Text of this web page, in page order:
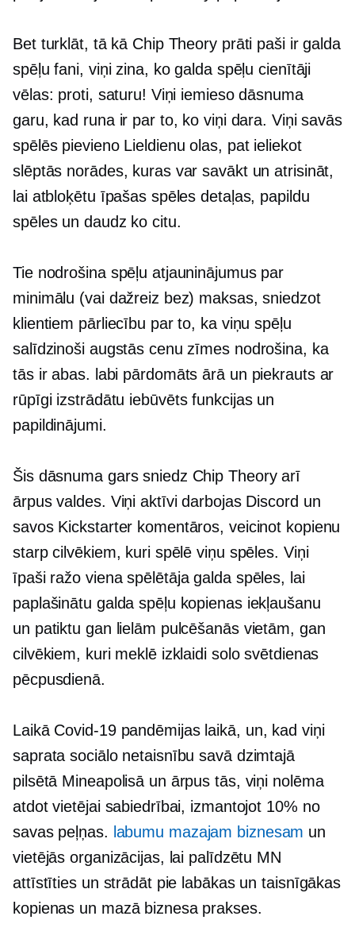
Bet turklāt, tā kā Chip Theory prāti paši ir galda
spēļu fani, viņi zina, ko galda spēļu cienītāji
vēlas: proti, saturu! Viņi iemieso dāsnuma
garu, kad runa ir par to, ko viņi dara. Viņi savās
spēlēs pievieno Lieldienu olas, pat ieliekot
slēptās norādes, kuras var savākt un atrisināt,
lai atbloķētu īpašas spēles detaļas, papildu
spēles un daudz ko citu.
Tie nodrošina spēļu atjauninājumus par
minimālu (vai dažreiz bez) maksas, sniedzot
klientiem pārliecību par to, ka viņu spēļu
salīdzinoši augstās cenu zīmes nodrošina, ka
tās ir abas. labi pārdomāts ārā un piekrauts ar
rūpīgi izstrādātu iebūvētsfunkcijas un
papildinājumi.
Šis dāsnuma gars sniedz Chip Theory arī
ārpus valdes. Viņi aktīvi darbojas Discord un
savos Kickstarter komentāros, veicinot kopienu
starp cilvēkiem, kuri spēlē viņu spēles. Viņi
īpaši ražo viena spēlētājagalda spēles, lai
paplašinātu galda spēļu kopienas iekļaušanu
un patiktu gan lielām pulcēšanās vietām, gan
cilvēkiem, kuri meklē izklaidi solo svētdienas
pēcpusdienā.
Laikā Covid-19pandēmijas laikā, un, kad viņi
saprata sociālo netaisnību savā dzimtajā
pilsētā Mineapolisā un ārpus tās, viņi nolēma
atdot vietējai sabiedrībai, izmantojot 10% no
savas peļņas. labumu mazajam biznesam un
vietējās organizācijas, lai palīdzētu MN
attīstīties un strādāt pie labākas un taisnīgākas
kopienas un mazā biznesa prakses.